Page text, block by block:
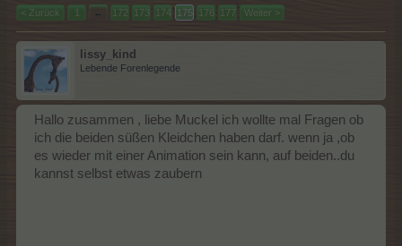
< Zurück 1 ← 172 173 174 175 176 177 Weiter >
lissy_kind
Lebende Forenlegende
Hallo zusammen , liebe Muckel ich wollte mal Fragen ob
ich die beiden süßen Kleidchen haben darf. wenn ja ,ob
es wieder mit einer Animation sein kann, auf beiden..du
kannst selbst etwas zaubern